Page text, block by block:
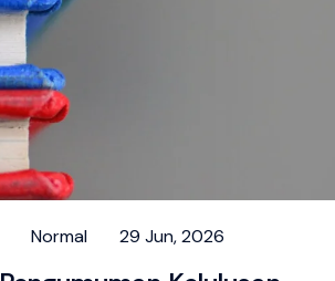
Normal 29 Jun, 2026